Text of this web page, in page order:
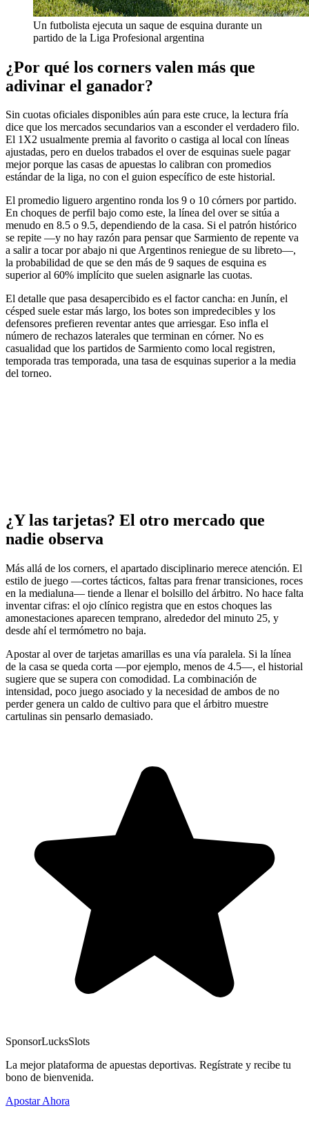
Un futbolista ejecuta un saque de esquina durante un
partido de la Liga Profesional argentina
¿Por qué los corners valen más que
adivinar el ganador?
Sin cuotas oficiales disponibles aún para este cruce, la lectura fría
dice que los mercados secundarios van a esconder el verdadero filo.
El 1X2 usualmente premia al favorito o castiga al local con líneas
ajustadas, pero en duelos trabados el over de esquinas suele pagar
mejor porque las casas de apuestas lo calibran con promedios
estándar de la liga, no con el guion específico de este historial.
El promedio liguero argentino ronda los 9 o 10 córners por partido.
En choques de perfil bajo como este, la línea del over se sitúa a
menudo en 8.5 o 9.5, dependiendo de la casa. Si el patrón histórico
se repite —y no hay razón para pensar que Sarmiento de repente va
a salir a tocar por abajo ni que Argentinos reniegue de su libreto—,
la probabilidad de que se den más de 9 saques de esquina es
superior al 60% implícito que suelen asignarle las cuotas.
El detalle que pasa desapercibido es el factor cancha: en Junín, el
césped suele estar más largo, los botes son impredecibles y los
defensores prefieren reventar antes que arriesgar. Eso infla el
número de rechazos laterales que terminan en córner. No es
casualidad que los partidos de Sarmiento como local registren,
temporada tras temporada, una tasa de esquinas superior a la media
del torneo.
¿Y las tarjetas? El otro mercado que
nadie observa
Más allá de los corners, el apartado disciplinario merece atención. El
estilo de juego —cortes tácticos, faltas para frenar transiciones, roces
en la medialuna— tiende a llenar el bolsillo del árbitro. No hace falta
inventar cifras: el ojo clínico registra que en estos choques las
amonestaciones aparecen temprano, alrededor del minuto 25, y
desde ahí el termómetro no baja.
Apostar al over de tarjetas amarillas es una vía paralela. Si la línea
de la casa se queda corta —por ejemplo, menos de 4.5—, el historial
sugiere que se supera con comodidad. La combinación de
intensidad, poco juego asociado y la necesidad de ambos de no
perder genera un caldo de cultivo para que el árbitro muestre
cartulinas sin pensarlo demasiado.
SponsorLucksSlots
La mejor plataforma de apuestas deportivas. Regístrate y recibe tu
bono de bienvenida.
Apostar Ahora